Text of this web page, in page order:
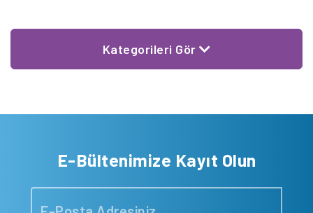
Kategorileri Gör
E-Bültenimize Kayıt Olun